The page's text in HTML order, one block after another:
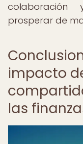
prosperar de
impacto
las